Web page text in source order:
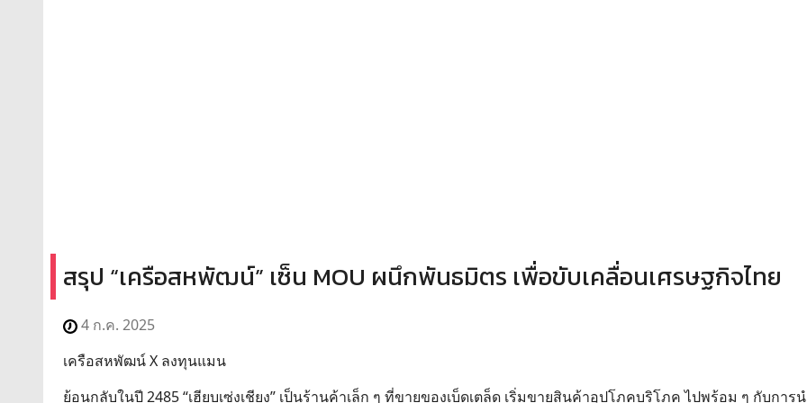
สรุป “เครือสหพัฒน์” เซ็น MOU ผนึกพันธมิตร เพื่อขับเคลื่อนเศรษฐกิจไทย
4 ก.ค. 2025
เครือสหพัฒน์ X ลงทุนแมน
ย้อนกลับในปี 2485 “เฮียบเซ่งเชียง” เป็นร้านค้าเล็ก ๆ ที่ขายของเบ็ดเตล็ด เริ่มขายสินค้าอุปโภคบริโภค ไปพร้อม ๆ กับการ